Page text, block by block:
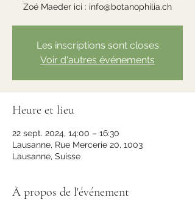
Zoé Maeder ici : info@botanophilia.ch
Les inscriptions sont closes
Voir d'autres événements
Heure et lieu
22 sept. 2024, 14:00 – 16:30
Lausanne, Rue Mercerie 20, 1003
Lausanne, Suisse
À propos de l'événement